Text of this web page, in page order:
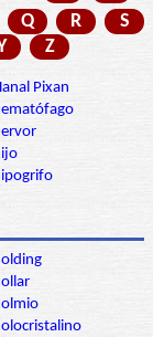
Q R
S
Z
Pixan